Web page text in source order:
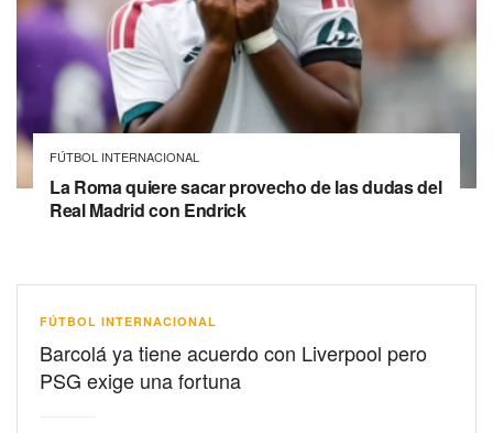
FÚTBOL INTERNACIONAL
La Roma quiere sacar provecho de las dudas del
Real Madrid con Endrick
FÚTBOL INTERNACIONAL
Barcolá ya tiene acuerdo con Liverpool pero
PSG exige una fortuna